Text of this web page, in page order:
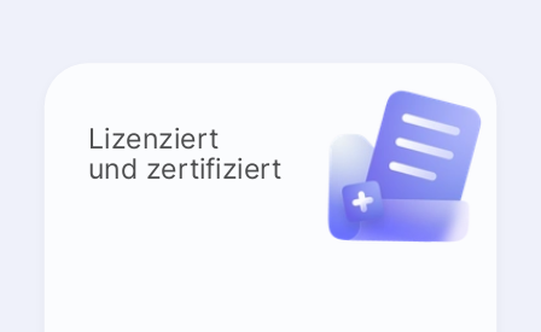
Lizenziert
und zertifiziert